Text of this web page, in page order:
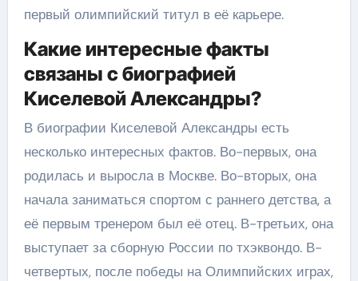
первый олимпийский титул в её карьере.
Какие интересные факты
связаны с биографией
Киселевой Александры?
В биографии Киселевой Александры есть
несколько интересных фактов. Во-первых, она
родилась и выросла в Москве. Во-вторых, она
начала заниматься спортом с раннего детства, а
её первым тренером был её отец. В-третьих, она
выступает за сборную России по тхэквондо. В-
четвертых, после победы на Олимпийских играх,